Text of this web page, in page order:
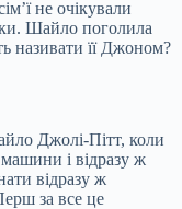
не очікували
Шайло поголила
називати її Джоном?
Джолі-Пітт, коли
і відразу ж
відразу ж
за все це